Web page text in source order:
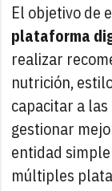
El objetivo de
plataforma
realizar
nutrición,
capacitar a
gestionar
entidad
múltiples